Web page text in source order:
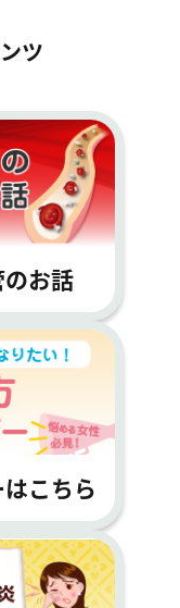
ツ
お話
こちら